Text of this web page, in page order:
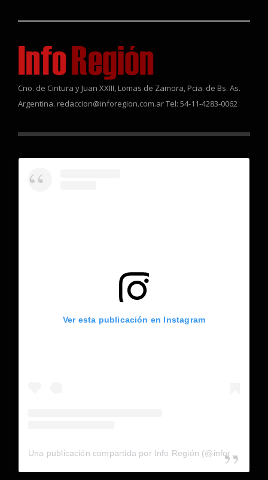
Cno. de Cintura y Juan XXIII, Lomas de Zamora, Pcia. de Bs. As.
Argentina. redaccion@inforegion.com.ar Tel: 54-11-4283-0062
Ver esta publicación en Instagram